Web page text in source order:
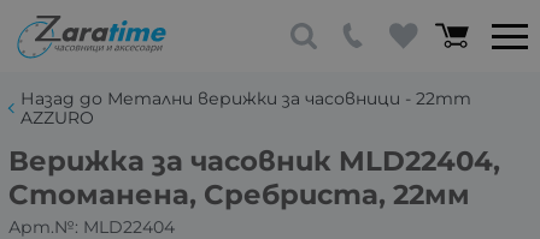
Назад до Метални верижки за часовници - 22mm
AZZURO
Верижка за часовник MLD22404,
Стоманена, Сребриста, 22мм
Арт.№: MLD22404